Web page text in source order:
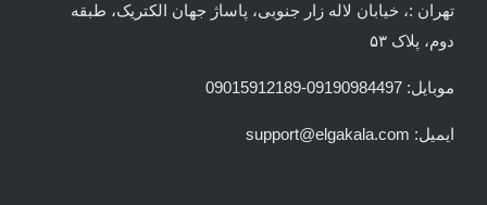
تهران :، خیابان لاله زار جنوبی، پاساژ جهان الکتریک، طبقه
دوم، پلاک ۵۳
موبایل: 09190984497-09015912189
ایمیل: support@elgakala.com